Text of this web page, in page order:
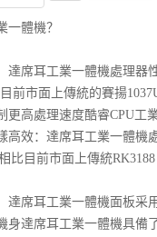
一體機？
達席耳工業一體機處理器
前市面上傳統的賽揚
更高處理速度酷睿CPU工
高效：達席耳工業一體機
比目前市面上傳統
達席耳工業一體機面板采
身達席耳工業一體機具備